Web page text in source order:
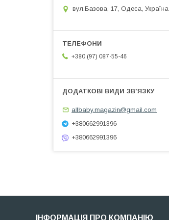
вул.Базова, 17, Одеса, Україна
+380 (97) 087-55-46
allbaby.magazin@gmail.com
+380662991396
+380662991396
ІНФОРМАЦІЯ ПРО КОМПАНІЮ